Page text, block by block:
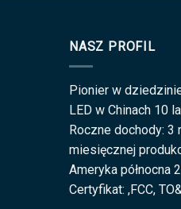
NASZ PROFIL
Pionier w
LED w Chinach 10
Roczne dochody: 3
miesięcznej
Ameryka północna
Certyfikat: ,FCC,